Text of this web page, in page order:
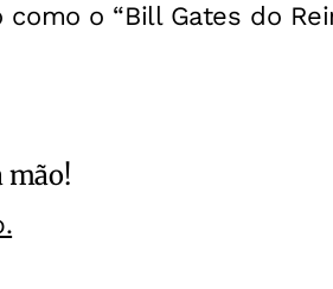
o “Bill Gates do